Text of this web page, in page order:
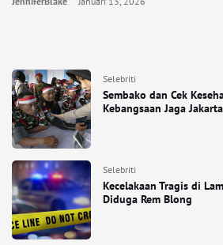
Selebriti
Sembako dan Cek
Kebangsaan Jaga Jakarta
Selebriti
Kecelakaan Tragis di
Diduga Rem Blong